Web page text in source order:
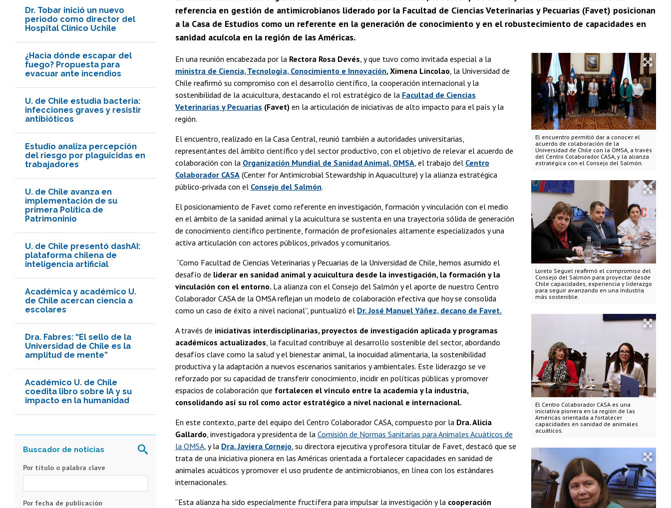
Dr. Tobar inició un nuevo
periodo como director del
Hospital Clínico Uchile
¿Hacia dónde escapar del
fuego? Propuesta para
evacuar ante incendios
U. de Chile estudia bacteria:
infecciones graves y resistir
antibióticos
Estudio analiza percepción
del riesgo por plaguicidas en
trabajadores
U. de Chile avanza en
implementación de su
primera Política de
Patrimoninio
U. de Chile presentó dashAI:
plataforma chilena de
inteligencia artificial
Académica y académico U.
de Chile acercan ciencia a
escolares
Dra. Fabres: “El sello de la
Universidad de Chile es la
amplitud de mente”
Académico U. de Chile
coedita libro sobre IA y su
impacto en la humanidad
referencia en gestión de antimicrobianos liderado por la Facultad de Ciencias Veterinarias y Pecuarias (Favet) posicionan
a la Casa de Estudios como un referente en la generación de conocimiento y en el robustecimiento de capacidades en
sanidad acuícola en la región de las Américas.
El encuentro permitió dar a conocer el
acuerdo de colaboración de la
Universidad de Chile con la OMSA, a través
del Centro Colaborador CASA, y la alianza
estratégica con el Consejo del Salmón.
Loreto Seguel reafirmó el compromiso del
Consejo del Salmón para proyectar desde
Chile capacidades, experiencia y liderazgo
para seguir avanzando en una industria
más sostenible.
El Centro Colaborador CASA es una
iniciativa pionera en la región de las
Américas orientada a fortalecer
capacidades en sanidad de animales
acuáticos.
En una reunión encabezada por la Rectora Rosa Devés , y que tuvo como invitada especial a la
ministra de Ciencia, Tecnología, Conocimiento e Innovación, Ximena Lincolao , la Universidad de
Chile reafirmó su compromiso con el desarrollo científico, la cooperación internacional y la
sostenibilidad de la acuicultura, destacando el rol estratégico de la Facultad de Ciencias
Veterinarias y Pecuarias (Favet) en la articulación de iniciativas de alto impacto para el país y la
región.
El encuentro, realizado en la Casa Central, reunió también a autoridades universitarias,
representantes del ámbito científico y del sector productivo, con el objetivo de relevar el acuerdo de
colaboración con la Organización Mundial de Sanidad Animal, OMSA , el trabajo del Centro
Colaborador CASA (Center for Antimicrobial Stewardship in Aquaculture) y la alianza estratégica
público-privada con el Consejo del Salmón.
El posicionamiento de Favet como referente en investigación, formación y vinculación con el medio
en el ámbito de la sanidad animal y la acuicultura se sustenta en una trayectoria sólida de generación
de conocimiento científico pertinente, formación de profesionales altamente especializados y una
activa articulación con actores públicos, privados y comunitarios.
“Como Facultad de Ciencias Veterinarias y Pecuarias de la Universidad de Chile, hemos asumido el
desafío de liderar en sanidad animal y acuicultura desde la investigación, la formación y la
vinculación con el entorno. La alianza con el Consejo del Salmón y el aporte de nuestro Centro
Colaborador CASA de la OMSA reflejan un modelo de colaboración efectiva que hoy se consolida
como un caso de éxito a nivel nacional”, puntualizó el Dr. José Manuel Yáñez, decano de Favet.
A través de iniciativas interdisciplinarias, proyectos de investigación aplicada y programas
académicos actualizados , la facultad contribuye al desarrollo sostenible del sector, abordando
desafíos clave como la salud y el bienestar animal, la inocuidad alimentaria, la sostenibilidad
productiva y la adaptación a nuevos escenarios sanitarios y ambientales. Este liderazgo se ve
reforzado por su capacidad de transferir conocimiento, incidir en políticas públicas y promover
espacios de colaboración que fortalecen el vínculo entre la academia y la industria,
consolidando así su rol como actor estratégico a nivel nacional e internacional.
En este contexto, parte del equipo del Centro Colaborador CASA, compuesto por la Dra. Alicia
Gallardo , investigadora y presidenta de la Comisión de Normas Sanitarias para Animales Acuáticos de
la OMSA , y la Dra. Javiera Cornejo , su directora ejecutiva y profesora titular de Favet, destacó que se
trata de una iniciativa pionera en las Américas orientada a fortalecer capacidades en sanidad de
animales acuáticos y promover el uso prudente de antimicrobianos, en línea con los estándares
internacionales.
“Esta alianza ha sido especialmente fructífera para impulsar la investigación y la cooperación
Por título o palabra clave